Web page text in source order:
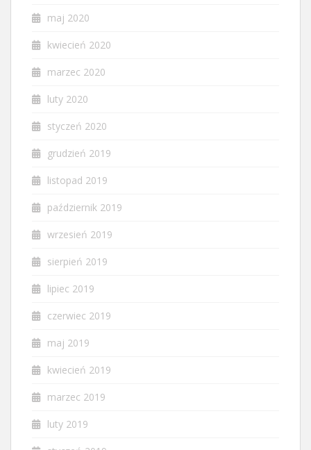
maj 2020
kwiecień 2020
marzec 2020
luty 2020
styczeń 2020
grudzień 2019
listopad 2019
październik 2019
wrzesień 2019
sierpień 2019
lipiec 2019
czerwiec 2019
maj 2019
kwiecień 2019
marzec 2019
luty 2019